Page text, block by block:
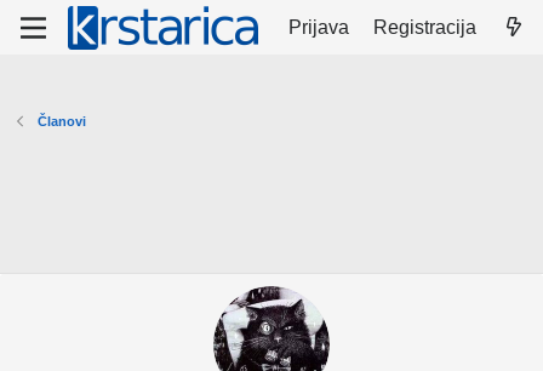
Prijava Registracija
Članovi